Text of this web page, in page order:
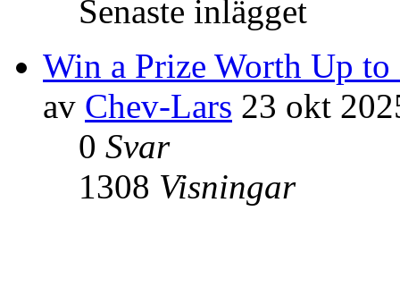
Senaste inlägget
Win a Prize Worth Up
av Chev-Lars 23 okt
0 Svar
1308 Visningar